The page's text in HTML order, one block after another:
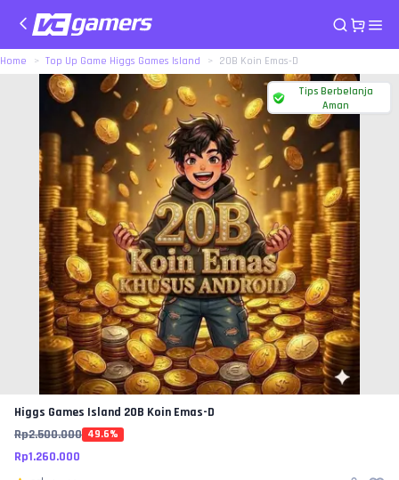
Home Top Up Game Higgs Games Island 20B Koin Emas-D
Tips Berbelanja
Aman
Higgs Games Island 20B Koin Emas-D
Rp2.500.000 49.6%
Rp1.260.000